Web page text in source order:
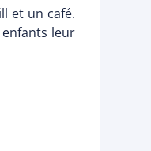
et un café.
leur